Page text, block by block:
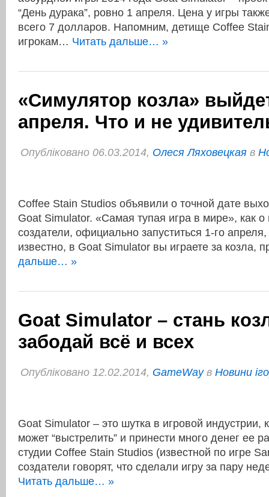
“День дурака”, ровно 1 апреля. Цена у игры
всего 7 долларов. Напомним, детище Coffee
игрокам… Читать дальше… »
«Симулятор козла»
апреля. Что и не
Опубліковано 06.03.2014, Олеся Ляховецкая в
Coffee Stain Studios объявили о точной дате
Goat Simulator. «Самая тупая игра в мире», как о
создатели, официально запуститься 1-го
известно, в Goat Simulator вы играете за козла,
дальше… »
Goat Simulator – стань
забодай всё и всех
Опубліковано 12.02.2014, GameWayв Новини
Goat Simulator – это шутка в игровой индустрии,
может “выстрелить” и принести много денег ее
студии Coffee Stain Studios (известной по игре
создатели говорят, что сделали игру за пару
Читать дальше… »